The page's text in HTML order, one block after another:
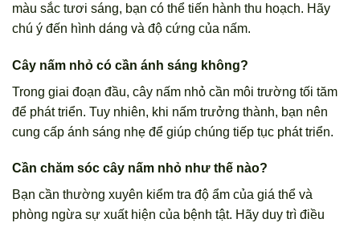
màu sắc tươi sáng, bạn có thể tiến hành thu hoạch. Hãy
chú ý đến hình dáng và độ cứng của nấm.
Cây nấm nhỏ có cần ánh sáng không?
Trong giai đoạn đầu, cây nấm nhỏ cần môi trường tối tăm
để phát triển. Tuy nhiên, khi nấm trưởng thành, bạn nên
cung cấp ánh sáng nhẹ để giúp chúng tiếp tục phát triển.
Cần chăm sóc cây nấm nhỏ như thế nào?
Bạn cần thường xuyên kiểm tra độ ẩm của giá thể và
phòng ngừa sự xuất hiện của bệnh tật. Hãy duy trì điều